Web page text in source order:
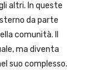
altri. In queste
da parte
comunità. Il
ma diventa
suo complesso.